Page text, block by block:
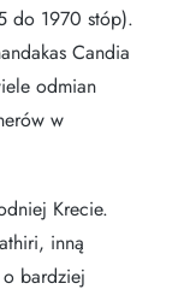
do 1970 stóp).
Candia
odmian
w
Krecie.
inną
bardziej